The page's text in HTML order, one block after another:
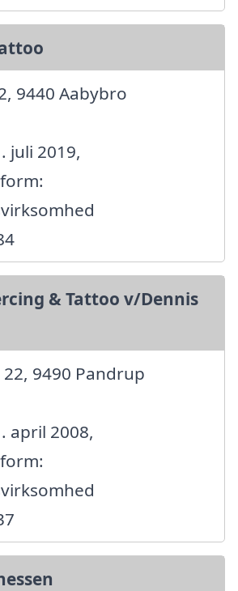
9440 Aabybro
juli 2019,
& Tattoo v/Dennis
9490 Pandrup
april 2008,